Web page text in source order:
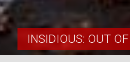
INSIDIOUS: OUT